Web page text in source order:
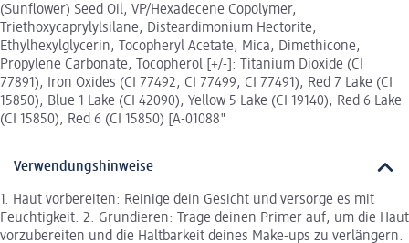
(Sunflower) Seed Oil, VP/Hexadecene Copolymer,
Triethoxycaprylylsilane, Disteardimonium Hectorite,
Ethylhexylglycerin, Tocopheryl Acetate, Mica, Dimethicone,
Propylene Carbonate, Tocopherol [+/-]: Titanium Dioxide (CI
77891), Iron Oxides (CI 77492, CI 77499, CI 77491), Red 7 Lake (CI
15850), Blue 1 Lake (CI 42090), Yellow 5 Lake (CI 19140), Red 6 Lake
(CI 15850), Red 6 (CI 15850) [A-01088"
Verwendungshinweise
1. Haut vorbereiten: Reinige dein Gesicht und versorge es mit
Feuchtigkeit. 2. Grundieren: Trage deinen Primer auf, um die Haut
vorzubereiten und die Haltbarkeit deines Make-ups zu verlängern.